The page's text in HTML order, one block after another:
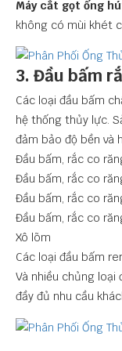
Máy cắt gọt ống
không có mùi khét
3. Đầu bấm
Các loại đầu bấm
hệ thống thủy lực.
đảm bảo độ bền và
Đầu bấm, rắc co
Đầu bấm, rắc co
Đầu bấm, rắc co
Đầu bấm, rắc co
Xô lõm
Các loại đầu bấm
Và nhiều chủng loại
đầy đủ nhu cầu